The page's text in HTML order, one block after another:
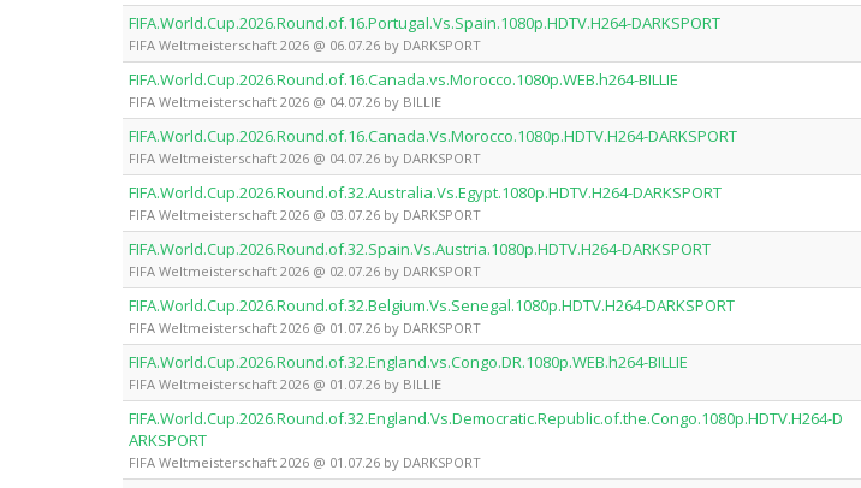
FIFA.World.Cup.2026.Round.of.16.Portugal.Vs.Spain.1080p.HDTV.H264-DARKSPORT
FIFA Weltmeisterschaft 2026 @ 06.07.26 by DARKSPORT
FIFA.World.Cup.2026.Round.of.16.Canada.vs.Morocco.1080p.WEB.h264-BILLIE
FIFA Weltmeisterschaft 2026 @ 04.07.26 by BILLIE
FIFA.World.Cup.2026.Round.of.16.Canada.Vs.Morocco.1080p.HDTV.H264-DARKSPORT
FIFA Weltmeisterschaft 2026 @ 04.07.26 by DARKSPORT
FIFA.World.Cup.2026.Round.of.32.Australia.Vs.Egypt.1080p.HDTV.H264-DARKSPORT
FIFA Weltmeisterschaft 2026 @ 03.07.26 by DARKSPORT
FIFA.World.Cup.2026.Round.of.32.Spain.Vs.Austria.1080p.HDTV.H264-DARKSPORT
FIFA Weltmeisterschaft 2026 @ 02.07.26 by DARKSPORT
FIFA.World.Cup.2026.Round.of.32.Belgium.Vs.Senegal.1080p.HDTV.H264-DARKSPORT
FIFA Weltmeisterschaft 2026 @ 01.07.26 by DARKSPORT
FIFA.World.Cup.2026.Round.of.32.England.vs.Congo.DR.1080p.WEB.h264-BILLIE
FIFA Weltmeisterschaft 2026 @ 01.07.26 by BILLIE
FIFA.World.Cup.2026.Round.of.32.England.Vs.Democratic.Republic.of.the.Congo.1080p.HDTV.H264-D
ARKSPORT
FIFA Weltmeisterschaft 2026 @ 01.07.26 by DARKSPORT